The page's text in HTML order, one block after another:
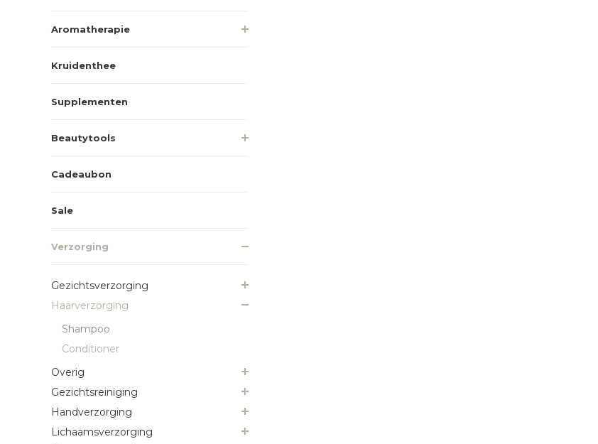
Aromatherapie
Kruidenthee
Supplementen
Beautytools
Cadeaubon
Sale
Verzorging
Gezichtsverzorging
Haarverzorging
Shampoo
Conditioner
Overig
Gezichtsreiniging
Handverzorging
Lichaamsverzorging